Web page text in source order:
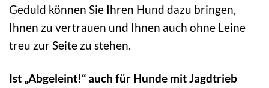
Geduld können Sie Ihren Hund dazu bringen,
Ihnen zu vertrauen und Ihnen auch ohne Leine
treu zur Seite zu stehen.
Ist „Abgeleint!“ auch für Hunde mit Jagdtrieb